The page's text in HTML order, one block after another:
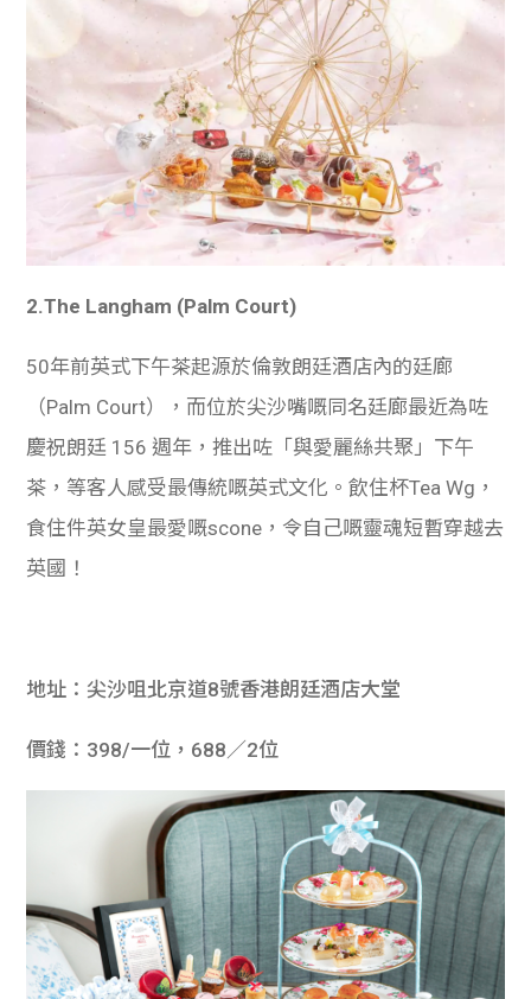
2.The Langham (Palm Court)
50年前英式下午茶起源於倫敦朗廷酒店內的廷廊
（Palm Court），而位於尖沙嘴嘅同名廷廊最近為咗
慶祝朗廷 156 週年，推出咗「與愛麗絲共聚」下午
茶，等客人感受最傳統嘅英式文化。飲住杯Tea Wg，
食住件英女皇最愛嘅scone，令自己嘅靈魂短暫穿越去
英國！
地址：尖沙咀北京道8號香港朗廷酒店大堂
價錢：398/一位，688／2位